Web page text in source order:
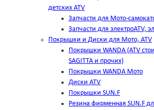
детских ATV
Запчасти для Мото-
Запчасти для электроATV,
Покрышки и Диски для Мото, ATV
Покрышки WANDA (АТV
SAGITTA и прочих)
Покрышки WANDA Мото
Диски ATV
Покрышки SUN.F
Резина фирменная SUN.F